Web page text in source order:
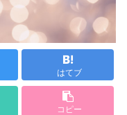
はてブ
コピー